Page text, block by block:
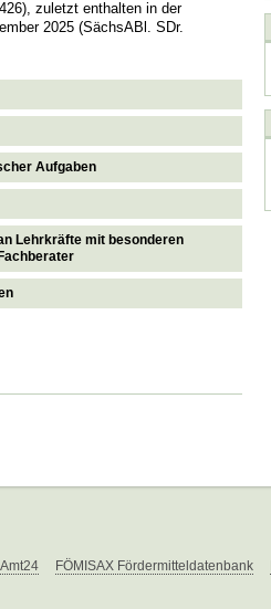
zuletzt enthalten in der
2025 (SächsABl. SDr.
Aufgaben
Lehrkräfte mit besonderen
Amt24 FÖMISAX Fördermitteldatenbank